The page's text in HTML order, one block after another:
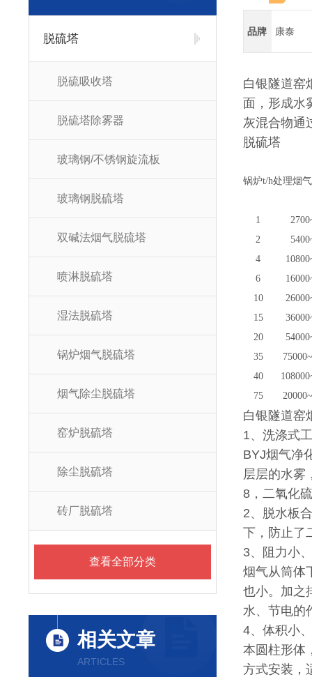
脱硫塔
脱硫吸收塔
脱硫塔除雾器
玻璃钢/不锈钢旋流板
玻璃钢脱硫塔
双碱法烟气脱硫塔
喷淋脱硫塔
湿法脱硫塔
锅炉烟气脱硫塔
烟气除尘脱硫塔
窑炉脱硫塔
除尘脱硫塔
砖厂脱硫塔
查看全部分类
相关文章
ARTICLES
品牌 康泰
白银隧道窑
面，形成水
灰混合物
脱硫塔
锅炉t/h处理烟
1
2
4
6
10
15
20
35
40
75
白银隧道窑
1、洗涤式
BYJ烟气净
层层的水雾
8，二氧化
2、脱水板
下，防止了
3、阻力小
烟气从筒体
也小。加之
水、节电的
4、体积小
本圆柱形体
方式安装，